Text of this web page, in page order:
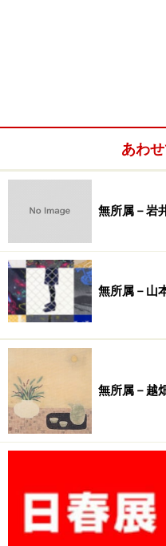
京国立博物館／宮城県美
近代美術館／群馬県立近
館／静岡県立美術館／石
／愛知県美術館／滋賀県
立近代美術館／飯田市美
美術館／大和文華館／河
美術館
豊［山崎］（1900－
県近代美術館／松本市立
［水島］（1916－
館
【よ】
容斎［菊池］（1788－
要樹［清水］（1911－
暘谷［川村］（1882－
あわ
無所属－岩
無所属－山
無所属－越